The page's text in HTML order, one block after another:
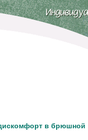
в брюшной